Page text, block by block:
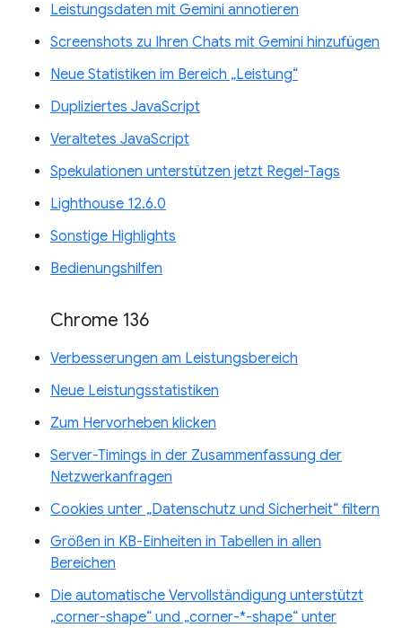
Leistungsdaten mit Gemini annotieren
Screenshots zu Ihren Chats mit Gemini hinzufügen
Neue Statistiken im Bereich „Leistung“
Dupliziertes JavaScript
Veraltetes JavaScript
Spekulationen unterstützen jetzt Regel-Tags
Lighthouse 12.6.0
Sonstige Highlights
Bedienungshilfen
Chrome 136
Verbesserungen am Leistungsbereich
Neue Leistungsstatistiken
Zum Hervorheben klicken
Server-Timings in der Zusammenfassung der
Netzwerkanfragen
Cookies unter „Datenschutz und Sicherheit“ filtern
Größen in KB-Einheiten in Tabellen in allen
Bereichen
Die automatische Vervollständigung unterstützt
„corner-shape“ und „corner-*-shape“ unter